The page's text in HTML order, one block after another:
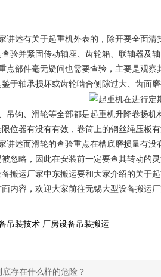
讲述有关于起重机外表的，除开要全面
验并紧固传动轴座、齿轮箱、联轴器及
点部件毫无疑问也需要查验，主要是观
于轴承损坏或齿轮啮合侧隙过大、齿面磨
吊钩、滑轮等全部都是起重机升降卷扬
位器有没有有效，卷筒上的钢丝绳压板
讲述而滑轮的查验重点在槽底磨损量有
忽略，因此在安装前一定要查其转动的灵
搬运厂家中东搬运要和大家介绍的关于
内容，欢迎大家前往无锡大型设备搬运厂
吊装技术 厂房设备吊装搬运
存在什么样的危险？